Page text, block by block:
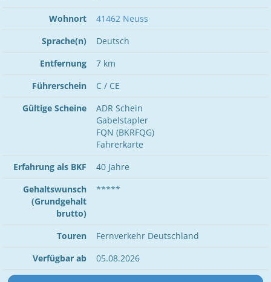
Wohnort
41462 Neuss
Sprache(n)
Deutsch
Entfernung
7 km
Führerschein
C / CE
Gültige Scheine
ADR Schein
Gabelstapler
FQN (BKRFQG)
Fahrerkarte
Erfahrung als BKF
40 Jahre
Gehaltswunsch
(Grundgehalt
brutto)
*****
Touren
Fernverkehr Deutschland
Verfügbar ab
05.08.2026